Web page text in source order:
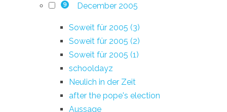
9 December 2005
Soweit für 2005 (3)
Soweit für 2005 (2)
Soweit für 2005 (1)
schooldayz
Neulich in der Zeit
after the pope's election
Aussage